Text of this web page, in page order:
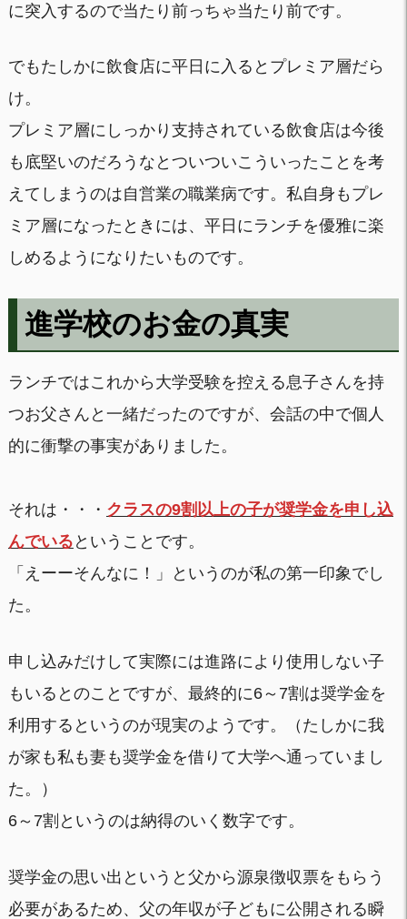
に突入するので当たり前っちゃ当たり前です。
でもたしかに飲食店に平日に入るとプレミア層だら
け。
プレミア層にしっかり支持されている飲食店は今後
も底堅いのだろうなとついついこういったことを考
えてしまうのは自営業の職業病です。私自身もプレ
ミア層になったときには、平日にランチを優雅に楽
しめるようになりたいものです。
進学校のお金の真実
ランチではこれから大学受験を控える息子さんを持
つお父さんと一緒だったのですが、会話の中で個人
的に衝撃の事実がありました。
それは・・・ クラスの9割以上の子が奨学金を申し込
んでいる ということです。
「えーーそんなに！」というのが私の第一印象でし
た。
申し込みだけして実際には進路により使用しない子
もいるとのことですが、最終的に6～7割は奨学金を
利用するというのが現実のようです。（たしかに我
が家も私も妻も奨学金を借りて大学へ通っていまし
た。）
6～7割というのは納得のいく数字です。
奨学金の思い出というと父から源泉徴収票をもらう
必要があるため、父の年収が子どもに公開される瞬